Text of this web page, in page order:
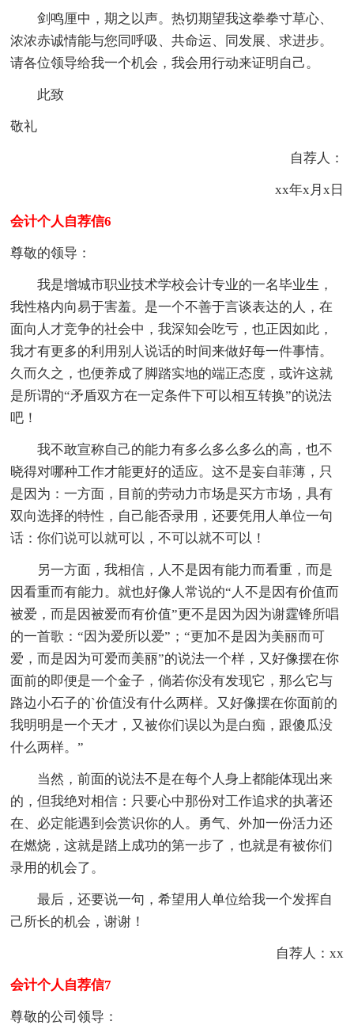
剑鸣厘中，期之以声。热切期望我这拳拳寸草心、
浓浓赤诚情能与您同呼吸、共命运、同发展、求进步。
请各位领导给我一个机会，我会用行动来证明自己。
此致
敬礼
自荐人：
xx年x月x日
会计个人自荐信6
尊敬的领导：
我是增城市职业技术学校会计专业的一名毕业生，
我性格内向易于害羞。是一个不善于言谈表达的人，在
面向人才竞争的社会中，我深知会吃亏，也正因如此，
我才有更多的利用别人说话的时间来做好每一件事情。
久而久之，也便养成了脚踏实地的端正态度，或许这就
是所谓的“矛盾双方在一定条件下可以相互转换”的说法
吧！
我不敢宣称自己的能力有多么多么多么的高，也不
晓得对哪种工作才能更好的适应。这不是妄自菲薄，只
是因为：一方面，目前的劳动力市场是买方市场，具有
双向选择的特性，自己能否录用，还要凭用人单位一句
话：你们说可以就可以，不可以就不可以！
另一方面，我相信，人不是因有能力而看重，而是
因看重而有能力。就也好像人常说的“人不是因有价值而
被爱，而是因被爱而有价值”更不是因为因为谢霆锋所唱
的一首歌：“因为爱所以爱”；“更加不是因为美丽而可
爱，而是因为可爱而美丽”的说法一个样，又好像摆在你
面前的即便是一个金子，倘若你没有发现它，那么它与
路边小石子的`价值没有什么两样。又好像摆在你面前的
我明明是一个天才，又被你们误以为是白痴，跟傻瓜没
什么两样。”
当然，前面的说法不是在每个人身上都能体现出来
的，但我绝对相信：只要心中那份对工作追求的执著还
在、必定能遇到会赏识你的人。勇气、外加一份活力还
在燃烧，这就是踏上成功的第一步了，也就是有被你们
录用的机会了。
最后，还要说一句，希望用人单位给我一个发挥自
己所长的机会，谢谢！
自荐人：xx
会计个人自荐信7
尊敬的公司领导：